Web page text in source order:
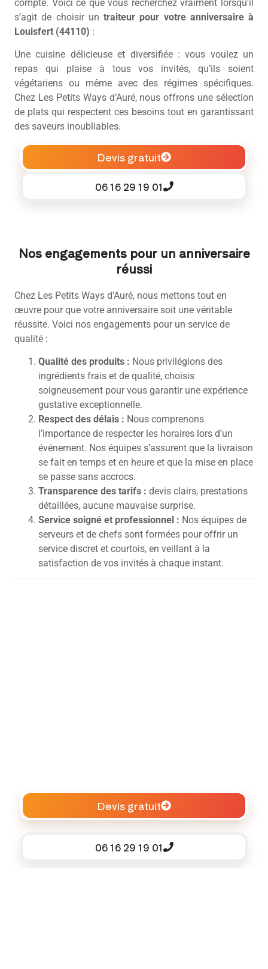
compte. Voici ce que vous recherchez vraiment lorsqu’il
s’agit de choisir un traiteur pour votre anniversaire à
Louisfert (44110) :
Une cuisine délicieuse et diversifiée : vous voulez un
repas qui plaise à tous vos invités, qu’ils soient
végétariens ou même avec des régimes spécifiques.
Chez Les Petits Ways d’Auré, nous offrons une sélection
de plats qui respectent ces besoins tout en garantissant
des saveurs inoubliables.
Devis gratuit
06 16 29 19 01
Nos engagements pour un anniversaire
réussi
Chez Les Petits Ways d’Auré, nous mettons tout en
œuvre pour que votre anniversaire soit une véritable
réussite. Voici nos engagements pour un service de
qualité :
Qualité des produits : Nous privilégions des
ingrédients frais et de qualité, choisis
soigneusement pour vous garantir une expérience
gustative exceptionnelle.
Respect des délais : Nous comprenons
l’importance de respecter les horaires lors d’un
événement. Nos équipes s’assurent que la livraison
se fait en temps et en heure et que la mise en place
se passe sans accrocs.
Transparence des tarifs : devis clairs, prestations
détaillées, aucune mauvaise surprise.
Service soigné et professionnel : Nos équipes de
serveurs et de chefs sont formées pour offrir un
service discret et courtois, en veillant à la
satisfaction de vos invités à chaque instant.
Devis gratuit
06 16 29 19 01